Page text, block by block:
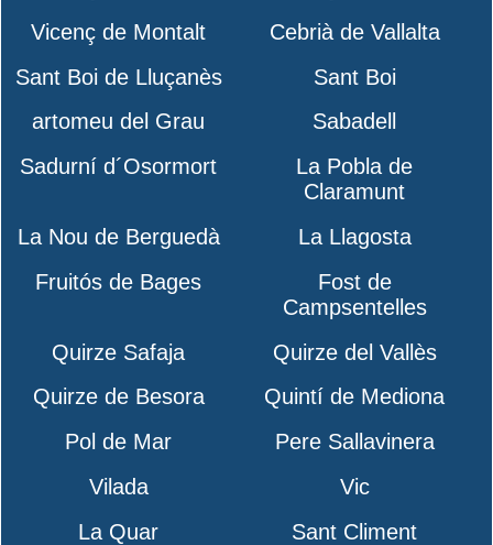
Vicenç de Montalt
Cebrià de Vallalta
Sant Boi de Lluçanès
Sant Boi
artomeu del Grau
Sabadell
Sadurní d´Osormort
La Pobla de
Claramunt
La Nou de Berguedà
La Llagosta
Fruitós de Bages
Fost de
Campsentelles
Quirze Safaja
Quirze del Vallès
Quirze de Besora
Quintí de Mediona
Pol de Mar
Pere Sallavinera
Vilada
Vic
La Quar
Sant Climent